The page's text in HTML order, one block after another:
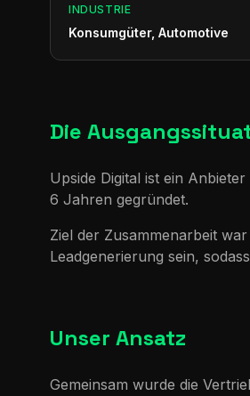
INDUSTRIE
Konsumgüter, Automotive
Die
Upside Digital ist ein
6 Jahren gegründet.
Ziel der Zusammenarbeit
Leadgenerierung sein,
Unser Ansatz
Gemeinsam wurde die